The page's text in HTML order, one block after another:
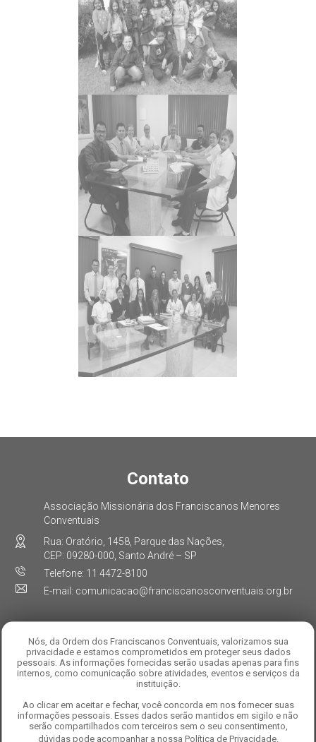
Nós, da Ordem dos Franciscanos Conventuais, valorizamos sua
privacidade e estamos comprometidos em proteger seus dados
pessoais. As informações fornecidas serão usadas apenas para fins
internos, como comunicação sobre atividades, eventos e serviços da
instituição.
Ao clicar em aceitar e fechar, você concorda em nos fornecer suas
informações pessoais. Esses dados serão mantidos em sigilo e não
serão compartilhados com terceiros sem o seu consentimento,
dúvidas pode acompanhar a nossa Política de Privacidade.
Contato
Associação Missionária dos Franciscanos Menores
Conventuais
Rua: Oratório, 1458, Parque das Nações,
CEP: 09280-000, Santo André – SP
Telefone: 11 4472-8100
E-mail: comunicacao@franciscanosconventuais.org.br
Curta
Se você desejar entrar em contato com nosso Escritório
de Proteção de Dados ("DPO"), utilize os seguintes
contatos:
Encarregado: Alexandre Domiciano Da Silva
E-mail: dpo@franciscanosconventuais.org.br